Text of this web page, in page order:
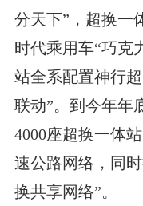
分天下”，超换一
时代乘用车“巧克
站全系配置神行
联动”。到今年年
4000座超换一体
速公路网络，同
换共享网络”。